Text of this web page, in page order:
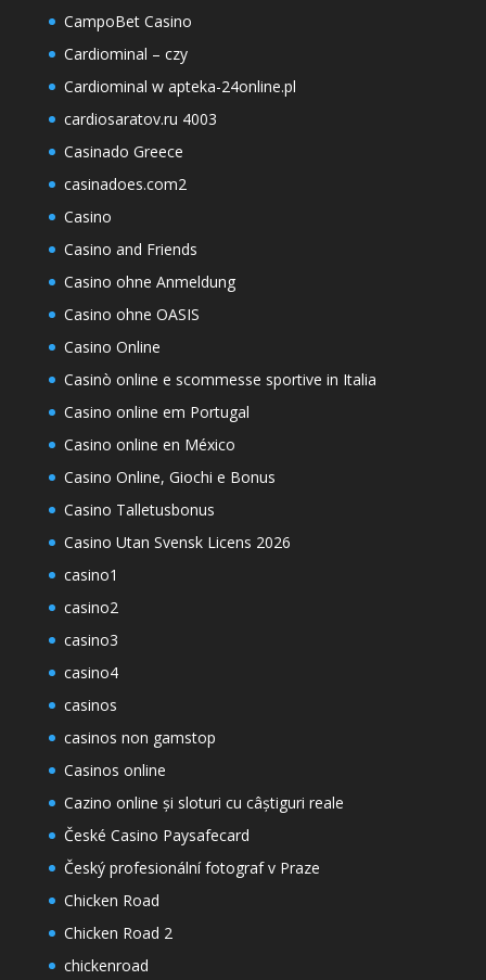
CampoBet Casino
Cardiominal – czy
Cardiominal w apteka-24online.pl
cardiosaratov.ru 4003
Casinado Greece
casinadoes.com2
Casino
Casino and Friends
Casino ohne Anmeldung
Casino ohne OASIS
Casino Online
Casinò online e scommesse sportive in Italia
Casino online em Portugal
Casino online en México
Casino Online, Giochi e Bonus
Casino Talletusbonus
Casino Utan Svensk Licens 2026
casino1
casino2
casino3
casino4
casinos
casinos non gamstop
Casinos online
Cazino online și sloturi cu câștiguri reale
České Casino Paysafecard
Český profesionální fotograf v Praze
Chicken Road
Chicken Road 2
chickenroad